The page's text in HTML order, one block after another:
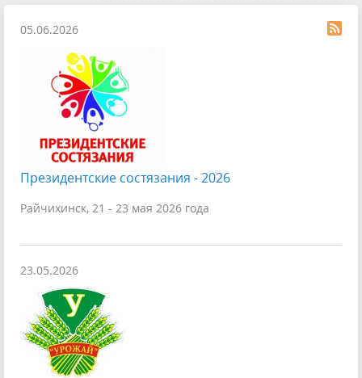
ПОДГОТОВКИ"
05.06.2026
Президентские состязания - 2026
Райчихинск, 21 - 23 мая 2026 года
23.05.2026